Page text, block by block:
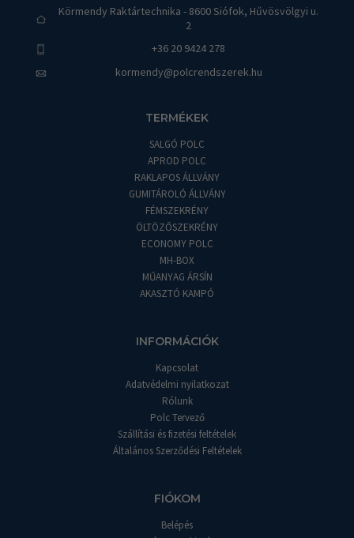
Körmendy Raktártechnika - 8600 Siófok, Hűvösvölgyi u.
2
+36 20 9424 278
kormendy@polcrendszerek.hu
TERMÉKEK
SALGÓ POLC
APROD POLC
RAKLAPOS ÁLLVÁNY
GUMITÁROLÓ ÁLLVÁNY
FÉMSZEKRÉNY
ÖLTÖZŐSZEKRÉNY
ECONOMY POLC
MH-BOX
MŰANYAG ÁRSÍN
AKASZTÓ KAMPÓ
INFORMÁCIÓK
Kapcsolat
Adatvédelmi nyilatkozat
Rólunk
Polc Tervező
Szállítási és fizetési feltételek
Általános Szerződési Feltételek
FIÓKOM
Belépés